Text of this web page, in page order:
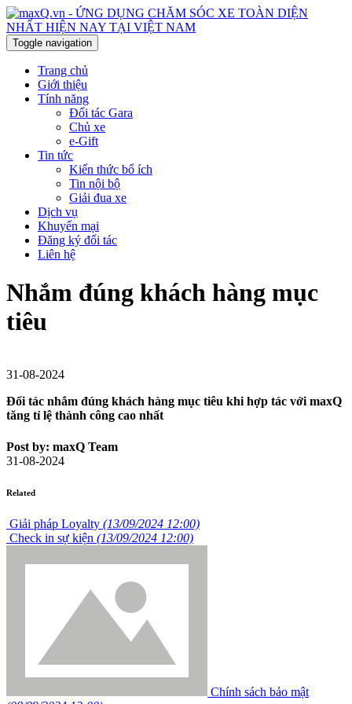
Toggle navigation
Trang chủ
Giới thiệu
Tính năng
Đối tác Gara
Chủ xe
e-Gift
Tin tức
Kiến thức bổ ích
Tin nội bộ
Giải đua xe
Dịch vụ
Khuyến mại
Đăng ký đối tác
Liên hệ
Nhắm đúng khách hàng mục
tiêu
31-08-2024
Đối tác nhắm đúng khách hàng mục tiêu khi hợp tác với maxQ
tăng tỉ lệ thành công cao nhất
Post by: maxQ Team
31-08-2024
Related
Giải pháp Loyalty (13/09/2024 12:00)
Check in sự kiện (13/09/2024 12:00)
Chính sách bảo mật